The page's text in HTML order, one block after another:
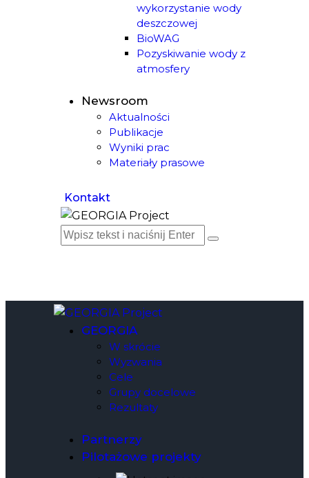
wykorzystanie wody
deszczowej
BioWAG
Pozyskiwanie wody z
atmosfery
Newsroom
Aktualności
Publikacje
Wyniki prac
Materiały prasowe
Kontakt
GEORGIA
W skrócie
Wyzwania
Cele
Grupy docelowe
Rezultaty
Partnerzy
Pilotażowe projekty